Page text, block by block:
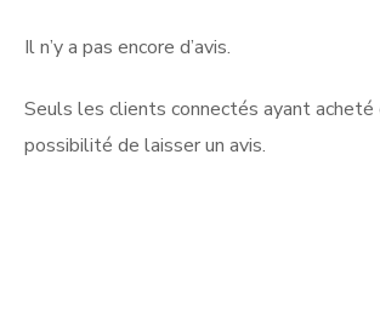
Il n’y a pas encore d’avis.
Seuls les clients connectés ayant
possibilité de laisser un avis.